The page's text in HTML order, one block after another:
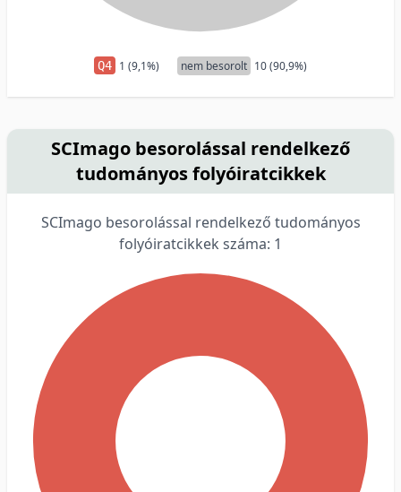
Q4 1 (9,1%) nem besorolt 10 (90,9%)
SCImago besorolással rendelkező
tudományos folyóiratcikkek
SCImago besorolással rendelkező tudományos
folyóiratcikkek száma: 1